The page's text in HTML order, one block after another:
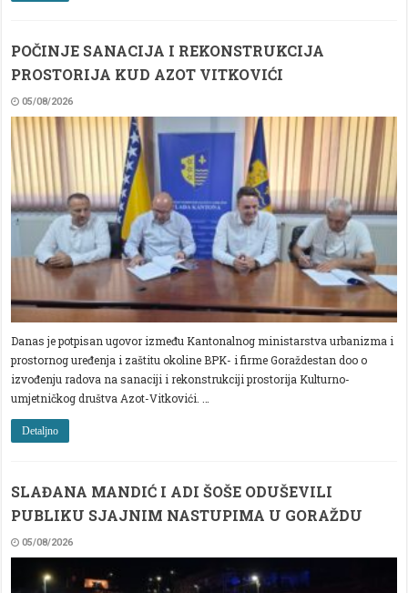
POČINJE SANACIJA I REKONSTRUKCIJA
PROSTORIJA KUD AZOT VITKOVIĆI
05/08/2026
Danas je potpisan ugovor između Kantonalnog ministarstva urbanizma i
prostornog uređenja i zaštitu okoline BPK- i firme Goraždestan doo o
izvođenju radova na sanaciji i rekonstrukciji prostorija Kulturno-
umjetničkog društva Azot-Vitkovići. …
Detaljno
SLAĐANA MANDIĆ I ADI ŠOŠE ODUŠEVILI
PUBLIKU SJAJNIM NASTUPIMA U GORAŽDU
05/08/2026